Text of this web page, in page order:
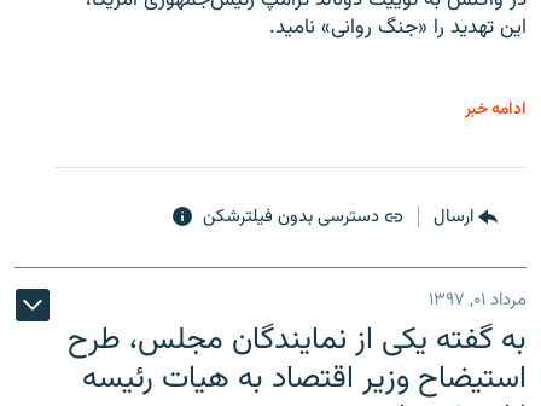
این تهدید را «جنگ روانی» نامید.
ادامه خبر
ارسال دسترسی بدون فیلترشکن
مرداد ۰۱, ۱۳۹۷
به گفته یکی از نمایندگان مجلس، طرح
استیضاح وزیر اقتصاد به هیات رئیسه